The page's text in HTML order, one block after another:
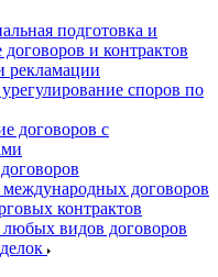
подготовка и
договоров и контрактов
рекламации
споров по
договоров с
договоров
контрактов
видов договоров